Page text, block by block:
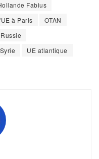
Fabius
à Paris
OTAN
Russie
Syrie
UE atlantique